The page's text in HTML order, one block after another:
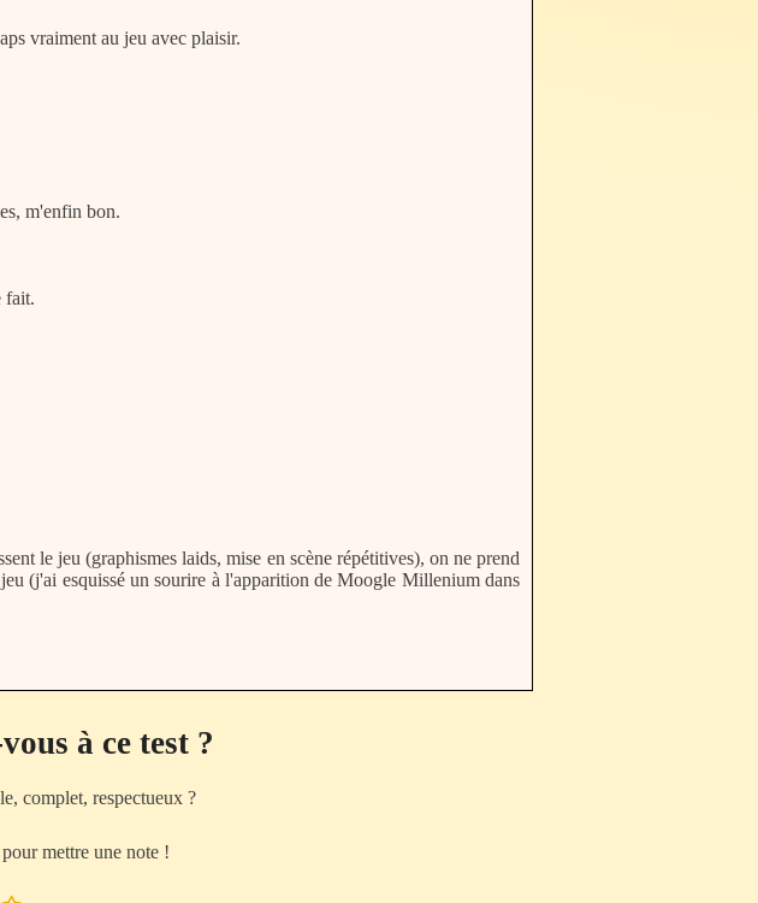
vraiment au jeu avec plaisir.
m'enfin bon.
fait.
le jeu (graphismes laids, mise en scène répétitives), on ne prend
(j'ai esquissé un sourire à l'apparition de Moogle Millenium dans
à ce test ?
complet, respectueux ?
pour mettre une note !